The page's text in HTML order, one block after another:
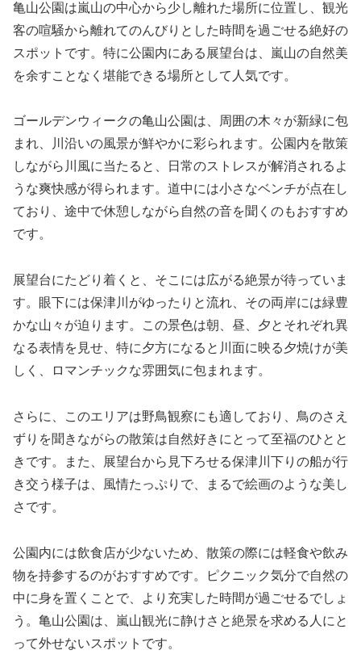
亀山公園は嵐山の中心から少し離れた場所に位置し、観光
客の喧騒から離れてのんびりとした時間を過ごせる絶好の
スポットです。特に公園内にある展望台は、嵐山の自然美
を余すことなく堪能できる場所として人気です。
ゴールデンウィークの亀山公園は、周囲の木々が新緑に包
まれ、川沿いの風景が鮮やかに彩られます。公園内を散策
しながら川風に当たると、日常のストレスが解消されるよ
うな爽快感が得られます。道中には小さなベンチが点在し
ており、途中で休憩しながら自然の音を聞くのもおすすめ
です。
展望台にたどり着くと、そこには広がる絶景が待っていま
す。眼下には保津川がゆったりと流れ、その両岸には緑豊
かな山々が迫ります。この景色は朝、昼、夕とそれぞれ異
なる表情を見せ、特に夕方になると川面に映る夕焼けが美
しく、ロマンチックな雰囲気に包まれます。
さらに、このエリアは野鳥観察にも適しており、鳥のさえ
ずりを聞きながらの散策は自然好きにとって至福のひとと
きです。また、展望台から見下ろせる保津川下りの船が行
き交う様子は、風情たっぷりで、まるで絵画のような美し
さです。
公園内には飲食店が少ないため、散策の際には軽食や飲み
物を持参するのがおすすめです。ピクニック気分で自然の
中に身を置くことで、より充実した時間が過ごせるでしょ
う。亀山公園は、嵐山観光に静けさと絶景を求める人にと
って外せないスポットです。